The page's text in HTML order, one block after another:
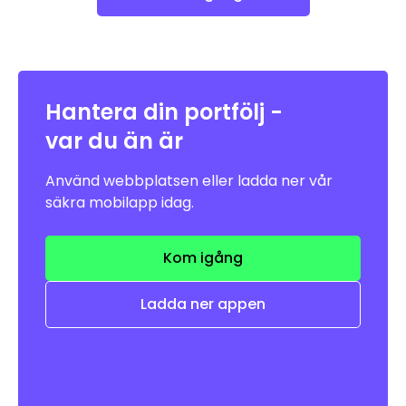
Hantera din portfölj -
var du än är
Använd webbplatsen eller ladda ner vår
säkra mobilapp idag.
Kom igång
Ladda ner appen